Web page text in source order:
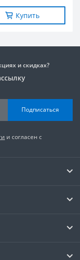
Купить
и скидках?
Подписаться
и согласен с